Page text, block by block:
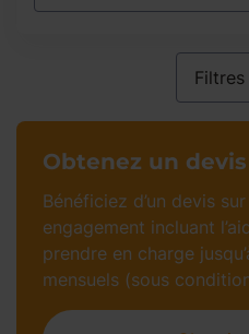
Filtres
Obtenez un
Bénéficiez d’un devis
engagement incluant
prendre en charge
mensuels (sous